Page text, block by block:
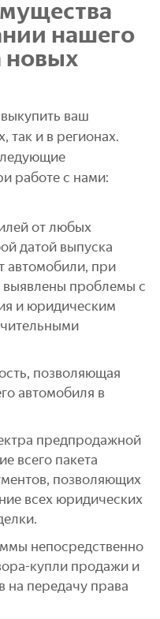
нашего
новых
ваш
так и в регионах.
работе с нами:
от любых
датой выпуска
автомобили, при
проблемы с
и юридическим
позволяющая
автомобиля в
предпродажной
всего пакета
позволяющих
всех юридических
непосредственно
купли продажи и
передачу права